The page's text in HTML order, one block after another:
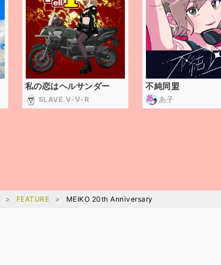
私の恋はヘルサンダー
SLAVE.V-V-R
不純同盟
あ子
FEATURE MEIKO 20th Anniversary